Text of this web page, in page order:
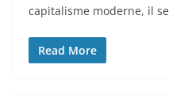
capitalisme moderne, il
Read More